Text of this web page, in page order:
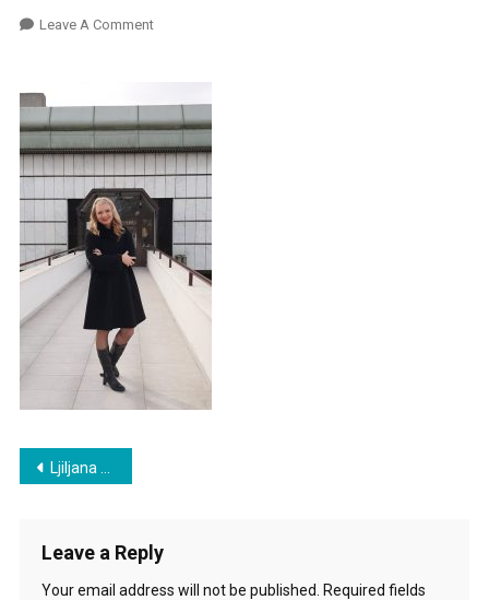
Leave A CommentOn
Studija
RTSa
Post
Ljiljana Šarac u ,,Šarenici” na RTS-u
Leave a Reply
Your email address will not be published.
Required fields